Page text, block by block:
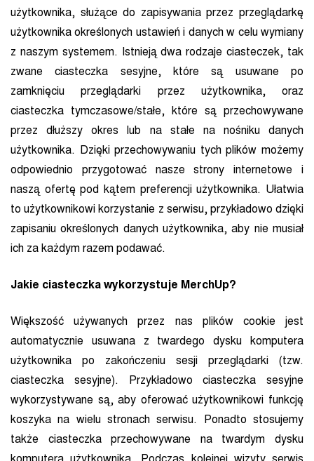
użytkownika, służące do zapisywania przez przeglądarkę
użytkownika określonych ustawień i danych w celu wymiany
z naszym systemem. Istnieją dwa rodzaje ciasteczek, tak
zwane ciasteczka sesyjne, które są usuwane po
zamknięciu przeglądarki przez użytkownika, oraz
ciasteczka tymczasowe/stałe, które są przechowywane
przez dłuższy okres lub na stałe na nośniku danych
użytkownika. Dzięki przechowywaniu tych plików możemy
odpowiednio przygotować nasze strony internetowe i
naszą ofertę pod kątem preferencji użytkownika. Ułatwia
to użytkownikowi korzystanie z serwisu, przykładowo dzięki
zapisaniu określonych danych użytkownika, aby nie musiał
ich za każdym razem podawać.
Jakie ciasteczka wykorzystuje MerchUp?
Większość używanych przez nas plików cookie jest
automatycznie usuwana z twardego dysku komputera
użytkownika po zakończeniu sesji przeglądarki (tzw.
ciasteczka sesyjne). Przykładowo ciasteczka sesyjne
wykorzystywane są, aby oferować użytkownikowi funkcję
koszyka na wielu stronach serwisu. Ponadto stosujemy
także ciasteczka przechowywane na twardym dysku